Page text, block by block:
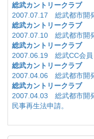
総武カントリークラブ
2007.07.17 総武都市開
総武カントリークラブ
2007.07.10 総武都市開
総武カントリークラブ
2007.06.19 総武CC会員
総武カントリークラブ
2007.04.06 総武都市開
総武カントリークラブ
2007.04.03 総武都市開
民事再生法申請。